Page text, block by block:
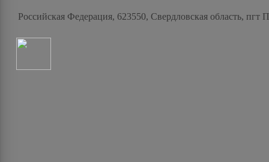
Российская Федерация, 623550, Свердловская область,